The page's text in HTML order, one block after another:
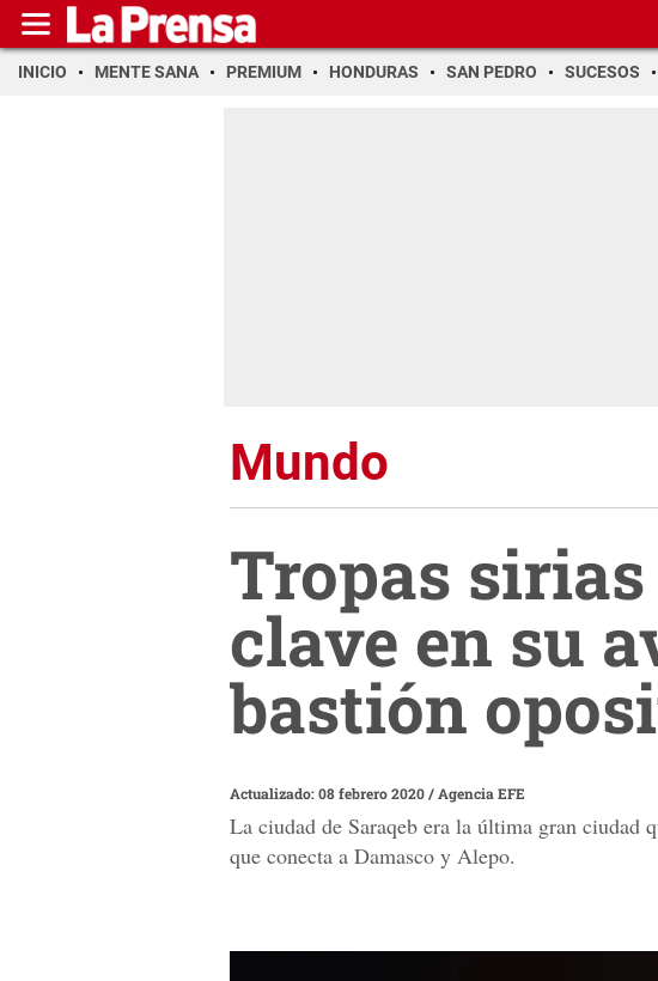
INICIO MENTE SANA PREMIUM HONDURAS SAN PEDRO SUCESOS
Mundo
Tropas
clave en su
bastión
Actualizado: 08 febrero 2020/ Agencia EFE
La ciudad de Saraqeb era la última gran ciudad
que conecta a Damasco y Alepo.